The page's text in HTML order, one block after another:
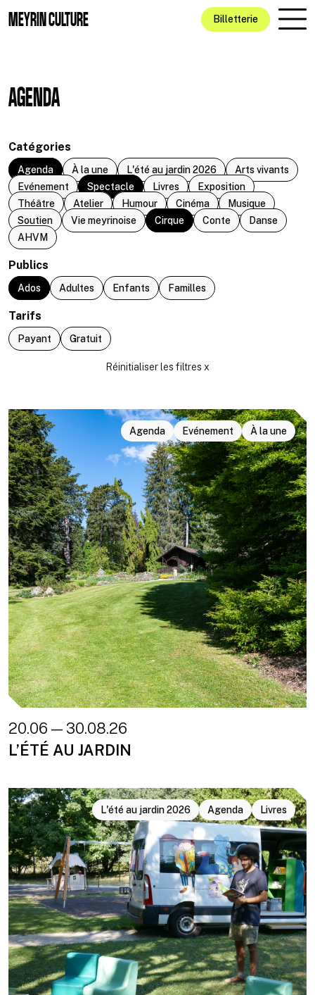
MEYRIN CULTURE Billetterie
AGENDA
Catégories
Agenda À la une L'été au jardin 2026
Arts vivants
Evénement
Spectacle Livres
Exposition
Théâtre
Atelier Humour Cinéma
Musique
Soutien
Vie meyrinoise Cirque Conte
Danse
AHVM
Publics
Ados Adultes Enfants Familles
Tarifs
Payant Gratuit
Agenda Evénement À la une
20.06 — 30.08.26
L’ÉTÉ AU JARDIN
L'été au jardin 2026 Agenda Livres